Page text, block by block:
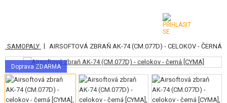
KATEGORIE
AIRSOFTOVÉ ZBRANĚ
VZDUCHOVÉ ZBRANĚ, PRAKY
SAMOPALY | AIRSOFTOVÁ ZBRAŇ AK-74 (CM.077D) - CELOKOV - ČERNÁ
Doprava ZDARMA